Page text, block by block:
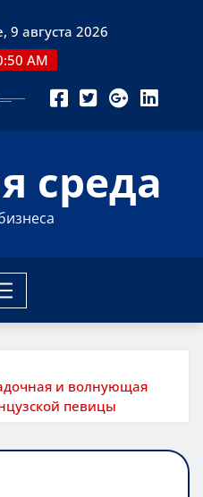
9 августа 2026
AM
среда
и волнующая
певицы